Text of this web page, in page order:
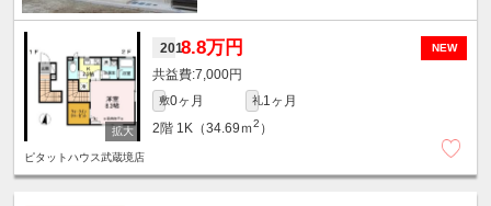
NEW
2018.8万円
7,000円
敷0ヶ月 礼1ヶ月
2階 1K（34.69ｍ2 ）
ピタットハウス武蔵境店